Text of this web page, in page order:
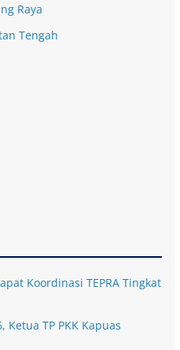
Raya
Tengah
Koordinasi TEPRA Tingkat
Ketua TP PKK Kapuas